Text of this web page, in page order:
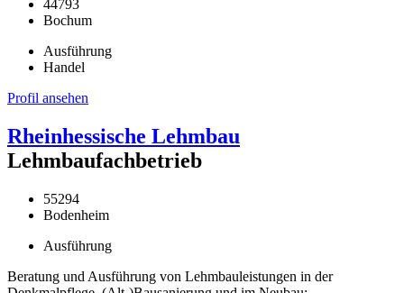
44793
Bochum
Ausführung
Handel
Profil ansehen
Rheinhessische Lehmbau
Lehmbaufachbetrieb
55294
Bodenheim
Ausführung
Beratung und Ausführung von Lehmbauleistungen in der